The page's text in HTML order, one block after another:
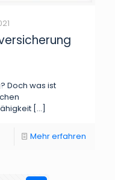
Doch was ist
[…]
Mehr erfahren